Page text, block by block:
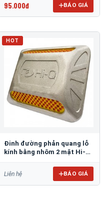
95.000đ BÁO GIÁ
HOT
Đinh đường phản quang lỗ
kính bằng nhôm 2 mặt Hi-Q
Liên hệ BÁO GIÁ